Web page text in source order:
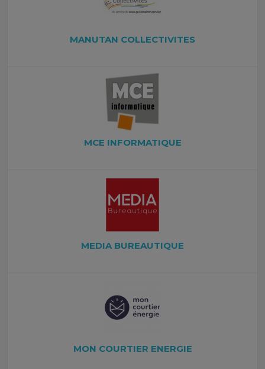
MANUTAN COLLECTIVITES
MCE INFORMATIQUE
MEDIA BUREAUTIQUE
MON COURTIER ENERGIE